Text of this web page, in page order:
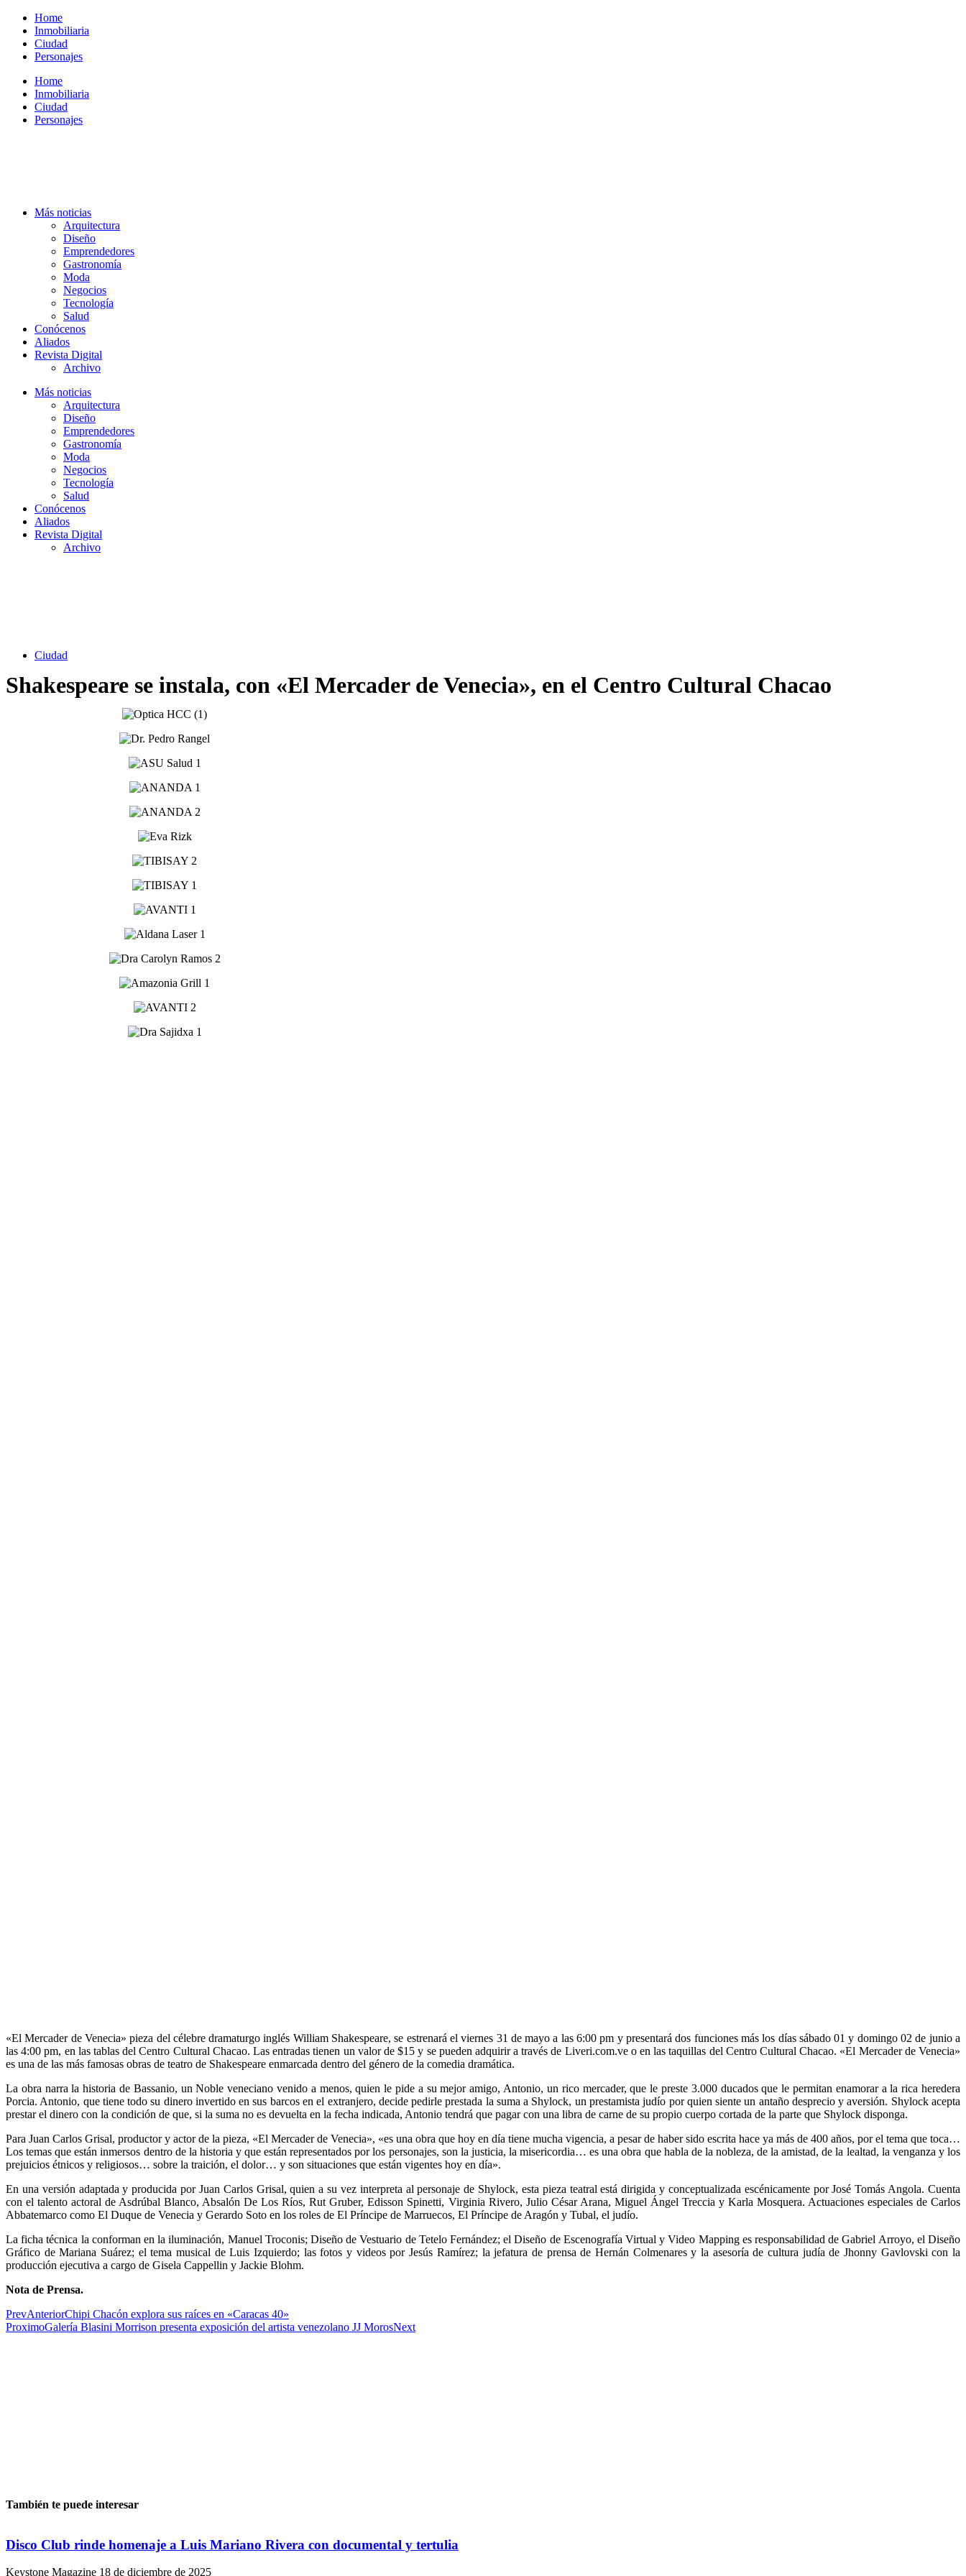
contenido
Home
Inmobiliaria
Ciudad
Personajes
Home
Inmobiliaria
Ciudad
Personajes
Más noticias
Arquitectura
Diseño
Emprendedores
Gastronomía
Moda
Negocios
Tecnología
Salud
Conócenos
Aliados
Revista Digital
Archivo
Más noticias
Arquitectura
Diseño
Emprendedores
Gastronomía
Moda
Negocios
Tecnología
Salud
Conócenos
Aliados
Revista Digital
Archivo
Ciudad
Shakespeare se instala, con «El Mercader de Venecia», en el Centro Cultural Chacao
«El Mercader de Venecia» pieza del célebre dramaturgo inglés William Shakespeare, se estrenará el viernes 31 de mayo a las 6:00 pm y presentará dos funciones más los días sábado 01 y domingo 02 de junio a
las 4:00 pm, en las tablas del Centro Cultural Chacao. Las entradas tienen un valor de $15 y se pueden adquirir a través de Liveri.com.ve o en las taquillas del Centro Cultural Chacao. «El Mercader de Venecia»
es una de las más famosas obras de teatro de Shakespeare enmarcada dentro del género de la comedia dramática.
La obra narra la historia de Bassanio, un Noble veneciano venido a menos, quien le pide a su mejor amigo, Antonio, un rico mercader, que le preste 3.000 ducados que le permitan enamorar a la rica heredera
Porcia. Antonio, que tiene todo su dinero invertido en sus barcos en el extranjero, decide pedirle prestada la suma a Shylock, un prestamista judío por quien siente un antaño desprecio y aversión. Shylock acepta
prestar el dinero con la condición de que, si la suma no es devuelta en la fecha indicada, Antonio tendrá que pagar con una libra de carne de su propio cuerpo cortada de la parte que Shylock disponga.
Para Juan Carlos Grisal, productor y actor de la pieza, «El Mercader de Venecia», «es una obra que hoy en día tiene mucha vigencia, a pesar de haber sido escrita hace ya más de 400 años, por el tema que toca…
Los temas que están inmersos dentro de la historia y que están representados por los personajes, son la justicia, la misericordia… es una obra que habla de la nobleza, de la amistad, de la lealtad, la venganza y los
prejuicios étnicos y religiosos… sobre la traición, el dolor… y son situaciones que están vigentes hoy en día».
En una versión adaptada y producida por Juan Carlos Grisal, quien a su vez interpreta al personaje de Shylock, esta pieza teatral está dirigida y conceptualizada escénicamente por José Tomás Angola. Cuenta
con el talento actoral de Asdrúbal Blanco, Absalón De Los Ríos, Rut Gruber, Edisson Spinetti, Virginia Rivero, Julio César Arana, Miguel Ángel Treccia y Karla Mosquera. Actuaciones especiales de Carlos
Abbatemarco como El Duque de Venecia y Gerardo Soto en los roles de El Príncipe de Marruecos, El Príncipe de Aragón y Tubal, el judío.
La ficha técnica la conforman en la iluminación, Manuel Troconis; Diseño de Vestuario de Tetelo Fernández; el Diseño de Escenografía Virtual y Video Mapping es responsabilidad de Gabriel Arroyo, el Diseño
Gráfico de Mariana Suárez; el tema musical de Luis Izquierdo; las fotos y videos por Jesús Ramírez; la jefatura de prensa de Hernán Colmenares y la asesoría de cultura judía de Jhonny Gavlovski con la
producción ejecutiva a cargo de Gisela Cappellin y Jackie Blohm.
Nota de Prensa.
PrevAnteriorChipi Chacón explora sus raíces en «Caracas 40»
ProximoGalería Blasini Morrison presenta exposición del artista venezolano JJ MorosNext
También te puede interesar
Disco Club rinde homenaje a Luis Mariano Rivera con documental y tertulia
Keystone Magazine 18 de diciembre de 2025